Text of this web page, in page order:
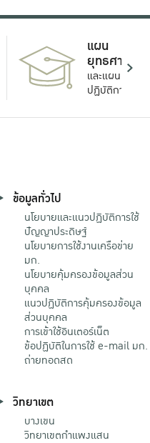
แผน
ยุทธศาสตร์
และแผน
ปฏิบัติการ
ข้อมูลทั่วไป
นโยบายและแนวปฏิบัติการใช้
ปัญญาประดิษฐ์
นโยบายการใช้งานเครือข่าย
มก.
นโยบายคุ้มครองข้อมูลส่วน
บุคคล
แนวปฏิบัติการคุ้มครองข้อมูล
ส่วนบุคคล
การเข้าใช้อินเตอร์เน็ต
ข้อปฏิบัติในการใช้ e-mail มก.
ถ่ายทอดสด
วิทยาเขต
บางเขน
วิทยาเขตกําแพงแสน